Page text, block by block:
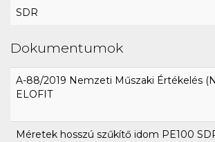
SDR
Dokumentumok
A-88/2019 Nemzeti Műszaki Értékelés
ELOFIT
Méretek hosszú szűkítő idom PE100